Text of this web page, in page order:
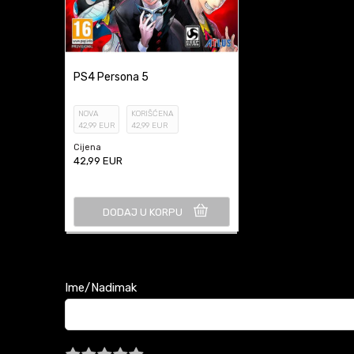
PS4 Persona 5
NOVA
42,99 EUR
KORIŠĆENA
42,99 EUR
Cijena
42,99 EUR
DODAJ U KORPU
Ime/Nadimak